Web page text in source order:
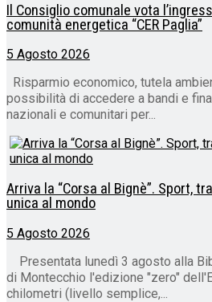
Il Consiglio comunale vota
comunità energetica “CER Paglia”
5 Agosto 2026
Risparmio economico, tutela
possibilità di accedere a bandi e
nazionali e comunitari per...
Arriva la “Corsa al Bignè”. Sport,
unica al mondo
5 Agosto 2026
Presentata lunedì 3 agosto alla
di Montecchio l'edizione "zero"
chilometri (livello semplice,...